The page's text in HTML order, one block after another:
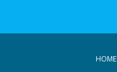
HOME